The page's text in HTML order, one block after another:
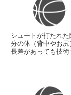
シュートが打たれ
分の体（背中やお
長差があっても技